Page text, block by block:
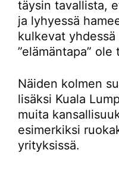
täysin tavallista,
ja lyhyessä
kulkevat
”elämäntapa”
Näiden kolmen
lisäksi Kuala
muita
esimerkiksi
yrityksissä.